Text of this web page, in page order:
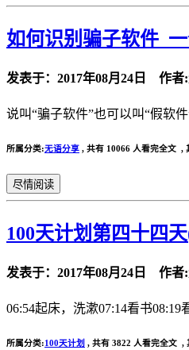
如何识别骗子软件_
发表于：2017年08月24日 作者
说叫“骗子软件”也可以叫“假软
所属分类:无语分享 , 共有 10066 人看完全文 ,
尽情阅读
100天计划第四十四
发表于：2017年08月24日 作者
06:54起床，洗漱07:14看书08:19
所属分类:100天计划 , 共有 3822 人看完全文 ,